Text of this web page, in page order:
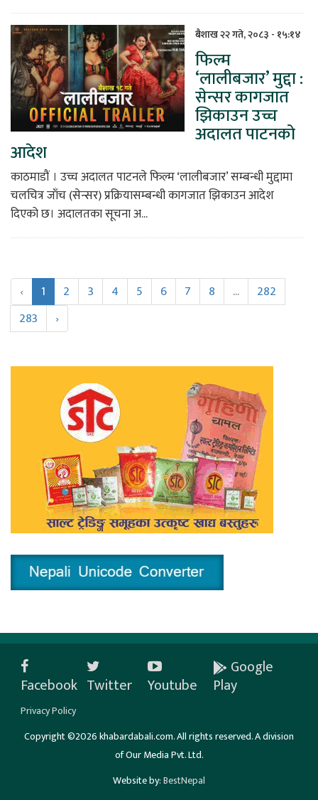
बैशाख २२ गते, २०८३ - १५:१४
फिल्म
‘लालीबजार’ मुद्दा :
सेन्सर कागजात
झिकाउन उच्च
अदालत पाटनको
आदेश
काठमाडौं । उच्च अदालत पाटनले फिल्म ‘लालीबजार’ सम्बन्धी मुद्दामा
चलचित्र जाँच (सेन्सर) प्रक्रियासम्बन्धी कागजात झिकाउन आदेश
दिएको छ। अदालतका सूचना अ...
‹ 1 2 3 4 5 6 7 8 ...
282
283
›
Facebook Twitter Youtube
Google
Play
Privacy Policy
Copyright ©2026 khabardabali.com. All rights reserved. A division
of Our Media Pvt. Ltd.
Website by:BestNepal